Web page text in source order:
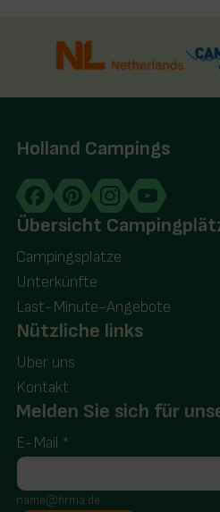
Holland Campings
Übersicht
Campingsplätze
Unterkünfte
Last-Minute-Angebote
Nützliche links
Über uns
Kontakt
Melden Sie sich für
E-Mail *
name@firma.de